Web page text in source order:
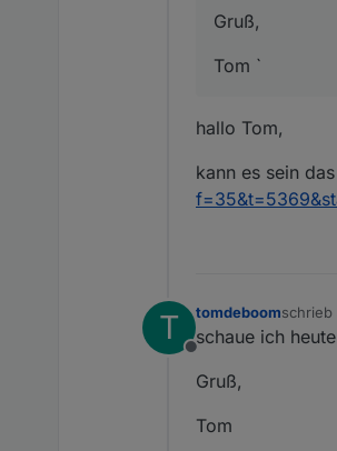
Gruß,
Tom `
hallo Tom,
kann es sein
T
Offline
tomdeboomschrieb
zuletzt
schaue ich
Gruß,
Tom